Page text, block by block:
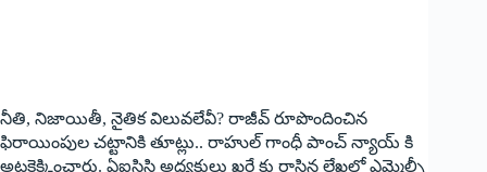
నీతి, నిజాయితీ, నైతిక విలువలేవీ? రాజీవ్‌ ‌రూపొందించిన
ఫిరాయింపుల చట్టానికి తూట్లు.. రాహుల్‌ ‌గాంధీ పాంచ్‌ ‌న్యాయ్‌ ‌కి
అట‌కెక్కించారు. ఏఐసిసి అధ్యక్షులు ఖర్గే కు రాసిన లేఖలో ఎమ్మెల్సీ